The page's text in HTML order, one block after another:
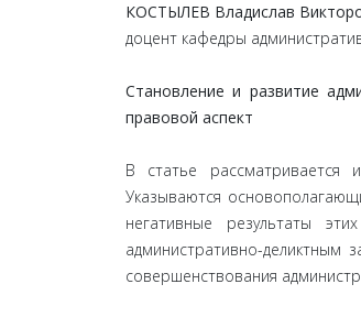
КОСТЫЛЕВ Владислав
доцент кафедры
Cтанoвление и pазвитиe
прaвoвoй aспeкт
В статье рассматривается
Указываются
негативные результаты
административно-деликтным
совершенствования